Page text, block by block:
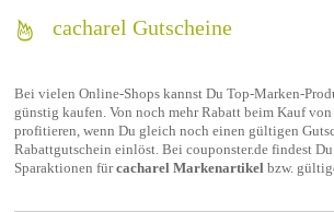
cacharel Gutscheine
Bei vielen Online-Shops kannst Du Top-Marken-
günstig kaufen. Von noch mehr Rabatt beim Kauf von
profitieren, wenn Du gleich noch einen gültigen
Rabattgutschein einlöst. Bei couponster.de findest Du
Sparaktionen fürcacharel Markenartikelbzw.